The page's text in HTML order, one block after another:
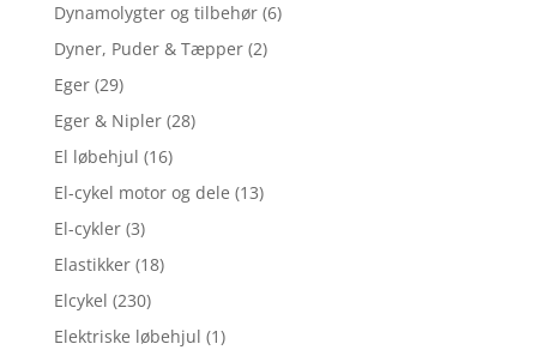
Dynamolygter og tilbehør (6)
Dyner, Puder & Tæpper (2)
Eger (29)
Eger & Nipler (28)
El løbehjul (16)
El-cykel motor og dele (13)
El-cykler (3)
Elastikker (18)
Elcykel (230)
Elektriske løbehjul (1)